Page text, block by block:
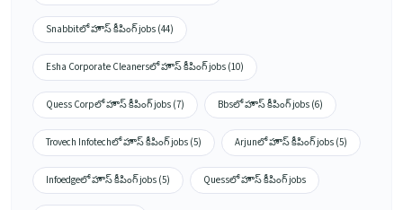
Snabbitలో హౌస్ కీపింగ్ jobs (44)
Esha Corporate Cleanersలో హౌస్ కీపింగ్ jobs (10)
Quess Corpలో హౌస్ కీపింగ్ jobs (7) Bbsలో హౌస్ కీపింగ్ jobs (6)
Trovech Infotechలో హౌస్ కీపింగ్ jobs (5) Arjunలో హౌస్ కీపింగ్ jobs (5)
Infoedgeలో హౌస్ కీపింగ్ jobs (5) Quessలో హౌస్ కీపింగ్ jobs